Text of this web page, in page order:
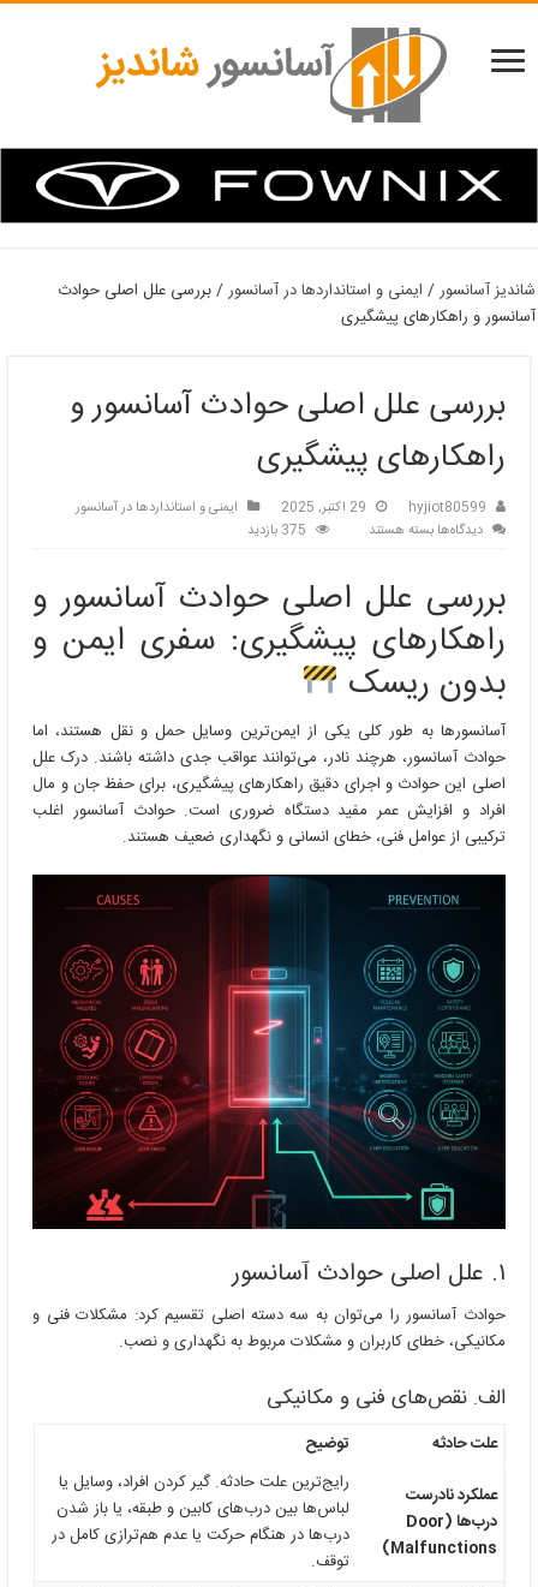
شاندیز آسانسور/ ایمنی و استانداردها در آسانسور/بررسی علل اصلی حوادث
آسانسور و راهکارهای پیشگیری
بررسی علل اصلی حوادث آسانسور و
راهکارهای پیشگیری
hyjiot80599 29 اکتبر, 2025
ایمنی و استانداردها در آسانسور
دیدگاه‌هابرای
اصلی
حوادث
آسانسور
و
راهکارهای
بسته هستند 375 بازدید
بررسی علل اصلی حوادث آسانسور و
راهکارهای پیشگیری: سفری ایمن و
بدون ریسک
آسانسورها به طور کلی یکی از ایمن‌ترین وسایل حمل و نقل هستند، اما
حوادث آسانسور، هرچند نادر، می‌توانند عواقب جدی داشته باشند. درک علل
اصلی این حوادث و اجرای دقیق راهکارهای پیشگیری، برای حفظ جان و مال
افراد و افزایش عمر مفید دستگاه ضروری است. حوادث آسانسور اغلب
ترکیبی از عوامل فنی، خطای انسانی و نگهداری ضعیف هستند.
۱. علل اصلی حوادث آسانسور
حوادث آسانسور را می‌توان به سه دسته اصلی تقسیم کرد: مشکلات فنی و
مکانیکی، خطای کاربران و مشکلات مربوط به نگهداری و نصب.
الف. نقص‌های فنی و مکانیکی
علت حادثه
توضیح
عملکرد نادرست
درب‌ها (Door
Malfunctions)
رایج‌ترین علت حادثه. گیر کردن افراد، وسایل یا
لباس‌ها بین درب‌های کابین و طبقه، یا باز شدن
درب‌ها در هنگام حرکت یا عدم هم‌ترازی کامل در
توقف.